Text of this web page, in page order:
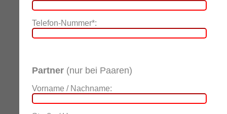
Telefon-Nummer*:
Partner (nur bei Paaren)
Vorname / Nachname: